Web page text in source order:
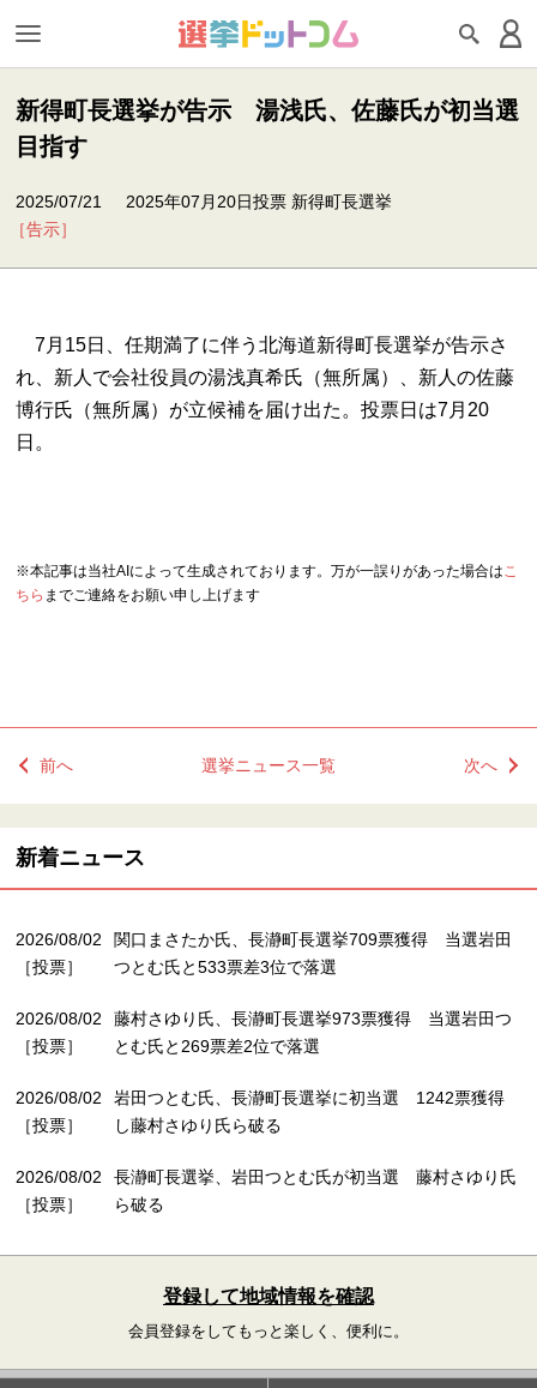
新得町長選挙が告示 湯浅氏、佐藤氏が初当選
目指す
2025/07/21
［告示］
2025年07月20日投票 新得町長選挙
7月15日、任期満了に伴う北海道新得町長選挙が告示さ
れ、新人で会社役員の湯浅真希氏（無所属）、新人の佐藤
博行氏（無所属）が立候補を届け出た。投票日は7月20
日。
※本記事は当社AIによって生成されております。万が一誤りがあった場合はこ
ちら までご連絡をお願い申し上げます
前へ 選挙ニュース一覧 次へ
新着ニュース
2026/08/02
［投票］
関口まさたか氏、長瀞町長選挙709票獲得 当選岩田
つとむ氏と533票差3位で落選
2026/08/02
［投票］
藤村さゆり氏、長瀞町長選挙973票獲得 当選岩田つ
とむ氏と269票差2位で落選
2026/08/02
［投票］
岩田つとむ氏、長瀞町長選挙に初当選 1242票獲得
し藤村さゆり氏ら破る
2026/08/02
［投票］
長瀞町長選挙、岩田つとむ氏が初当選 藤村さゆり氏
ら破る
登録して地域情報を確認
会員登録をしてもっと楽しく、便利に。